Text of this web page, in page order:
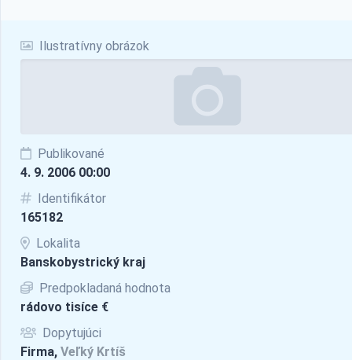
Ilustratívny obrázok
Publikované
4. 9. 2006 00:00
Identifikátor
165182
Lokalita
Banskobystrický kraj
Predpokladaná hodnota
rádovo tisíce €
Dopytujúci
Firma, Veľký Krtíš